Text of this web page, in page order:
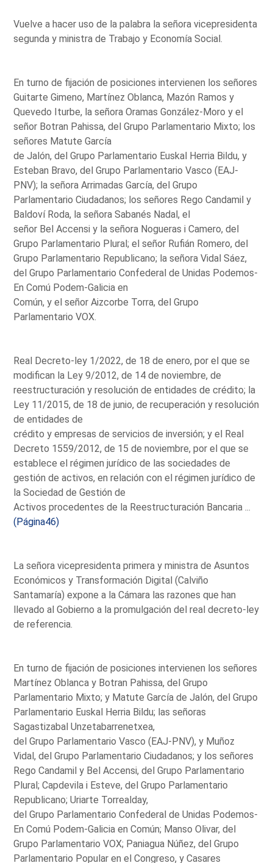
Vuelve a hacer uso de la palabra la señora vicepresidenta
segunda y ministra de Trabajo y Economía Social.
En turno de fijación de posiciones intervienen los señores
Guitarte Gimeno, Martínez Oblanca, Mazón Ramos y
Quevedo Iturbe, la señora Oramas González-Moro y el
señor Botran Pahissa, del Grupo Parlamentario Mixto; los
señores Matute García
de Jalón, del Grupo Parlamentario Euskal Herria Bildu, y
Esteban Bravo, del Grupo Parlamentario Vasco (EAJ-
PNV); la señora Arrimadas García, del Grupo
Parlamentario Ciudadanos; los señores Rego Candamil y
Baldoví Roda, la señora Sabanés Nadal, el
señor Bel Accensi y la señora Nogueras i Camero, del
Grupo Parlamentario Plural; el señor Rufián Romero, del
Grupo Parlamentario Republicano; la señora Vidal Sáez,
del Grupo Parlamentario Confederal de Unidas Podemos-
En Comú Podem-Galicia en
Común, y el señor Aizcorbe Torra, del Grupo
Parlamentario VOX.
Real Decreto-ley 1/2022, de 18 de enero, por el que se
modifican la Ley 9/2012, de 14 de noviembre, de
reestructuración y resolución de entidades de crédito; la
Ley 11/2015, de 18 de junio, de recuperación y resolución
de entidades de
crédito y empresas de servicios de inversión; y el Real
Decreto 1559/2012, de 15 de noviembre, por el que se
establece el régimen jurídico de las sociedades de
gestión de activos, en relación con el régimen jurídico de
la Sociedad de Gestión de
Activos procedentes de la Reestructuración Bancaria ...
(Página46)
La señora vicepresidenta primera y ministra de Asuntos
Económicos y Transformación Digital (Calviño
Santamaría) expone a la Cámara las razones que han
llevado al Gobierno a la promulgación del real decreto-ley
de referencia.
En turno de fijación de posiciones intervienen los señores
Martínez Oblanca y Botran Pahissa, del Grupo
Parlamentario Mixto; y Matute García de Jalón, del Grupo
Parlamentario Euskal Herria Bildu; las señoras
Sagastizabal Unzetabarrenetxea,
del Grupo Parlamentario Vasco (EAJ-PNV), y Muñoz
Vidal, del Grupo Parlamentario Ciudadanos; y los señores
Rego Candamil y Bel Accensi, del Grupo Parlamentario
Plural; Capdevila i Esteve, del Grupo Parlamentario
Republicano; Uriarte Torrealday,
del Grupo Parlamentario Confederal de Unidas Podemos-
En Comú Podem-Galicia en Común; Manso Olivar, del
Grupo Parlamentario VOX; Paniagua Núñez, del Grupo
Parlamentario Popular en el Congreso, y Casares